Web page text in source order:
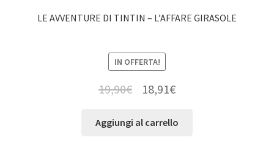
LE AVVENTURE DI TINTIN – L’AFFARE GIRASOLE
IN OFFERTA!
19,90€ 18,91€
Aggiungi al carrello